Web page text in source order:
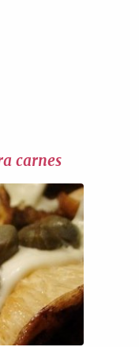
carnes